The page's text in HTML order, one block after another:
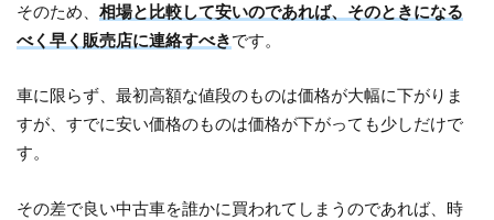
そのため、相場と比較して安いのであれば、そのときになる
べく早く販売店に連絡すべきです。
車に限らず、最初高額な値段のものは価格が大幅に下がりま
すが、すでに安い価格のものは価格が下がっても少しだけで
す。
その差で良い中古車を誰かに買われてしまうのであれば、時